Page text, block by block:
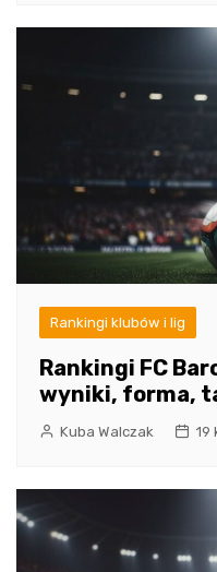
Rankingi klubów i lig
Rankingi FC
wyniki, forma,
Kuba Walczak 19